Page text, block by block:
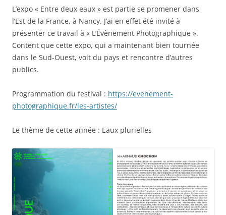
L’expo « Entre deux eaux » est partie se promener dans
l’Est de la France, à Nancy. J’ai en effet été invité à
présenter ce travail à « L’Évènement Photographique ».
Content que cette expo, qui a maintenant bien tournée
dans le Sud-Ouest, voit du pays et rencontre d’autres
publics.
Programmation du festival : https://evenement-
photographique.fr/les-artistes/
Le thème de cette année : Eaux plurielles